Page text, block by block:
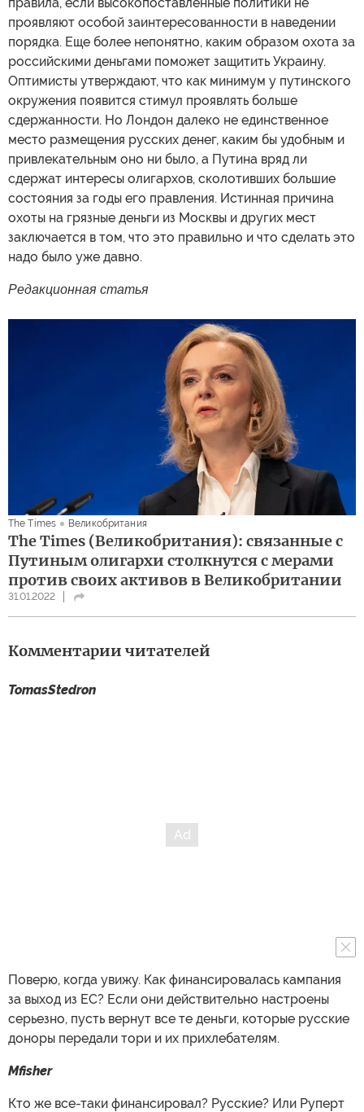
проявляют особой заинтересованности в наведении
порядка. Еще более непонятно, каким образом охота за
российскими деньгами поможет защитить Украину.
Оптимисты утверждают, что как минимум у путинского
окружения появится стимул проявлять больше
сдержанности. Но Лондон далеко не единственное
место размещения русских денег, каким бы удобным и
привлекательным оно ни было, а Путина вряд ли
сдержат интересы олигархов, сколотивших большие
состояния за годы его правления. Истинная причина
охоты на грязные деньги из Москвы и других мест
заключается в том, что это правильно и что сделать это
надо было уже давно.
Редакционная статья
The Times Великобритания
The Times (Великобритания): связанные с
Путиным олигархи столкнутся с мерами
против своих активов в Великобритании
31.01.2022
Комментарии читателей
TomasStedron
Поверю, когда увижу. Как финансировалась кампания
за выход из ЕС? Если они действительно настроены
серьезно, пусть вернут все те деньги, которые русские
доноры передали тори и их прихлебателям.
Mfisher
Кто же все-таки финансировал? Русские? Или Руперт